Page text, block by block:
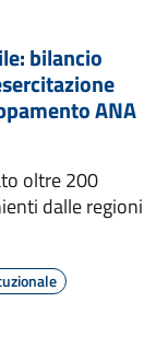
bilancio
ANA
oltre 200
dalle regioni